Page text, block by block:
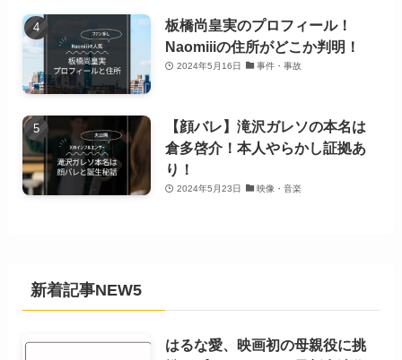
板橋尚皇実のプロフィール！
Naomiiiの住所がどこか判明！
2024年5月16日 事件・事故
【顔バレ】滝沢ガレソの本名は
倉多啓介！本人やらかし証拠あ
り！
2024年5月23日 映像・音楽
新着記事NEW5
はるな愛、映画初の母親役に挑